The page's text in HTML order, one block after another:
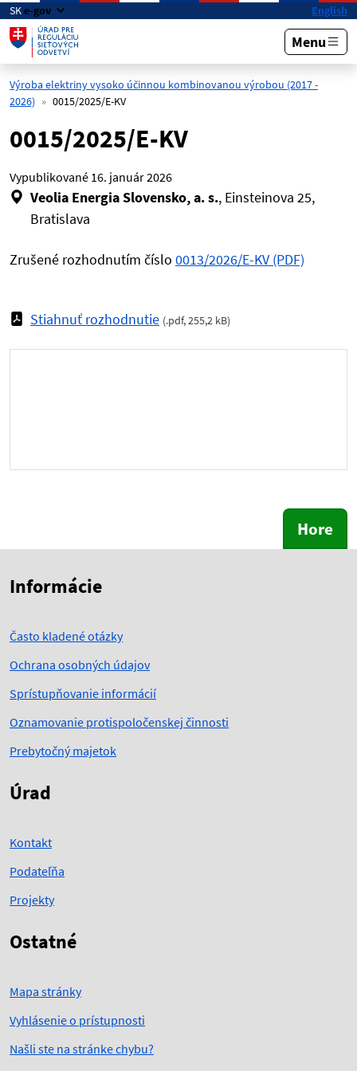
Preskočiť na hlavný obsah
SKe-gov English
Menu
Výroba elektriny vysoko účinnou kombinovanou výrobou (2017 -
2026)
0015/2025/E-KV
0015/2025/E-KV
Vypublikované 16. január 2026
Veolia Energia Slovensko, a. s., Einsteinova 25,
Bratislava
Zrušené rozhodnutím číslo 0013/2026/E-KV (PDF)
Stiahnuť rozhodnutie (.pdf,255,2 kB)
Hore
Informácie
Často kladené otázky
Ochrana osobných údajov
Sprístupňovanie informácií
Oznamovanie protispoločenskej činnosti
Prebytočný majetok
Úrad
Kontakt
Podateľňa
Projekty
Ostatné
Mapa stránky
Vyhlásenie o prístupnosti
Našli ste na stránke chybu?